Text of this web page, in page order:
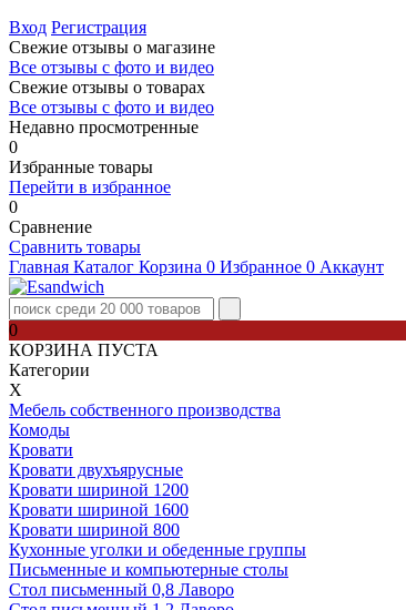
Вход Регистрация
Свежие отзывы о магазине
Все отзывы с фото и видео
Свежие отзывы о товарах
Все отзывы c фото и видео
Недавно просмотренные
0
Избранные товары
Перейти в избранное
0
Сравнение
Сравнить товары
Главная Каталог Корзина 0 Избранное 0 Аккаунт
0
КОРЗИНА ПУСТА
Категории
Х
Мебель собственного производства
Комоды
Кровати
Кровати двухъярусные
Кровати шириной 1200
Кровати шириной 1600
Кровати шириной 800
Кухонные уголки и обеденные группы
Письменные и компьютерные столы
Стол письменный 0,8 Лаворо